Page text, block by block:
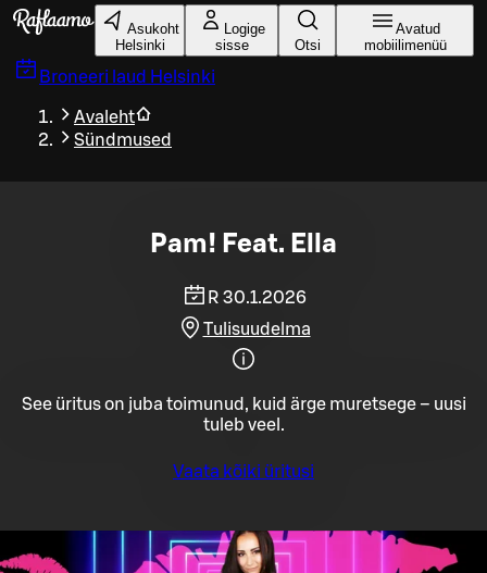
Liigu peamise sisu juurde
Asukoht
Helsinki
Logige
sisse
Otsi
Avatud
mobiilimenüü
Broneeri laud Helsinki
Avaleht
Sündmused
Pam! Feat. Ella
R 30.1.2026
Tulisuudelma
See üritus on juba toimunud, kuid ärge muretsege – uusi
tuleb veel.
Vaata kõiki üritusi